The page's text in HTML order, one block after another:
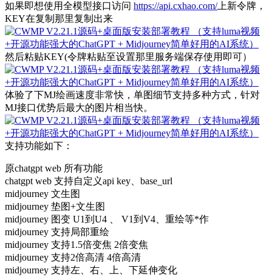
如果即想使用全模型接口访问 https://api.cxhao.com/上新令牌，
KEY在复制那里复制出来
然后粘贴KEY(令牌粘贴至设置那里服务端保存使用即可）
体验了下MJ绘画速度非常快，单图细节支持多种方式，针对
MJ接口优势后最大的图片相当快。
支持功能如下：
原chatgpt web 所有功能
chatgpt web 支持自定义api key、base_url
midjourney 文生图
midjourney 垫图+文生图
midjourney 图变 U1到U4 、 V1到V4、重绘等*作
midjourney 支持局部重绘
midjourney 支持1.5倍变焦 2倍变焦
midjourney 支持2倍高清 4倍高清
midjourney 支持左、右、上、下延伸变化